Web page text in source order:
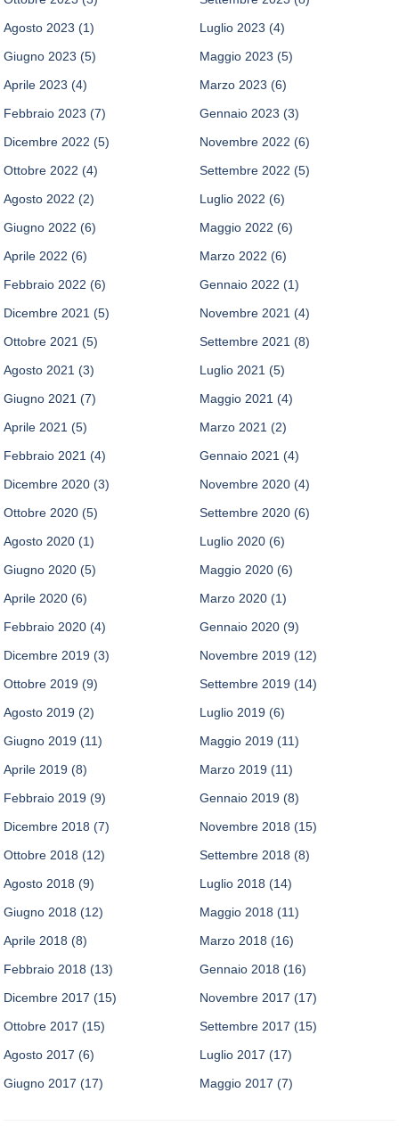
Agosto 2023 (1) Luglio 2023 (4)
Giugno 2023 (5) Maggio 2023 (5)
Aprile 2023 (4) Marzo 2023 (6)
Febbraio 2023 (7) Gennaio 2023 (3)
Dicembre 2022 (5) Novembre 2022 (6)
Ottobre 2022 (4) Settembre 2022 (5)
Agosto 2022 (2) Luglio 2022 (6)
Giugno 2022 (6) Maggio 2022 (6)
Aprile 2022 (6) Marzo 2022 (6)
Febbraio 2022 (6) Gennaio 2022 (1)
Dicembre 2021 (5) Novembre 2021 (4)
Ottobre 2021 (5) Settembre 2021 (8)
Agosto 2021 (3) Luglio 2021 (5)
Giugno 2021 (7) Maggio 2021 (4)
Aprile 2021 (5) Marzo 2021 (2)
Febbraio 2021 (4) Gennaio 2021 (4)
Dicembre 2020 (3) Novembre 2020 (4)
Ottobre 2020 (5) Settembre 2020 (6)
Agosto 2020 (1) Luglio 2020 (6)
Giugno 2020 (5) Maggio 2020 (6)
Aprile 2020 (6) Marzo 2020 (1)
Febbraio 2020 (4) Gennaio 2020 (9)
Dicembre 2019 (3) Novembre 2019 (12)
Ottobre 2019 (9) Settembre 2019 (14)
Agosto 2019 (2) Luglio 2019 (6)
Giugno 2019 (11) Maggio 2019 (11)
Aprile 2019 (8) Marzo 2019 (11)
Febbraio 2019 (9) Gennaio 2019 (8)
Dicembre 2018 (7) Novembre 2018 (15)
Ottobre 2018 (12) Settembre 2018 (8)
Agosto 2018 (9) Luglio 2018 (14)
Giugno 2018 (12) Maggio 2018 (11)
Aprile 2018 (8) Marzo 2018 (16)
Febbraio 2018 (13) Gennaio 2018 (16)
Dicembre 2017 (15) Novembre 2017 (17)
Ottobre 2017 (15) Settembre 2017 (15)
Agosto 2017 (6) Luglio 2017 (17)
Giugno 2017 (17) Maggio 2017 (7)